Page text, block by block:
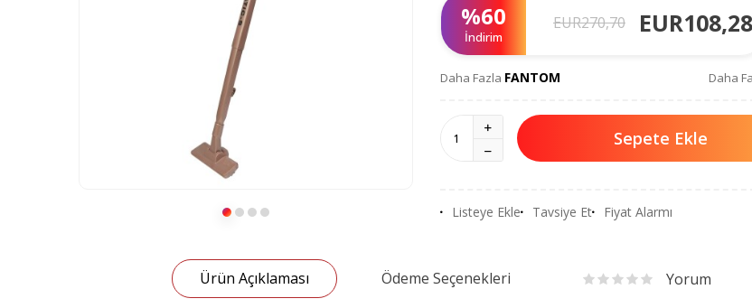
%60
İndirim
EUR270,70 EUR108,28
Daha Fazla FANTOM Daha
Sepete Ekle
Listeye Ekle Tavsiye Et Fiyat Alarmı
Ürün Açıklaması Ödeme Seçenekleri Yorum